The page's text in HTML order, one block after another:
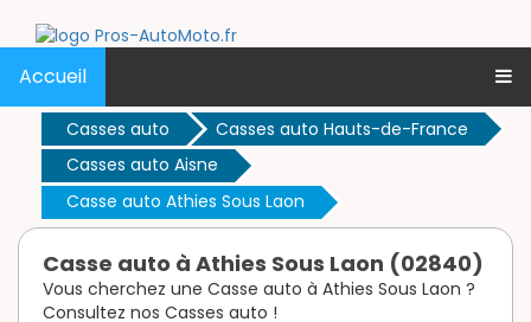
Accueil
Casses auto
Casses auto Hauts-de-France
Casses auto Aisne
Casse auto Athies Sous Laon
Casse auto à Athies Sous Laon (02840)
Vous cherchez une Casse auto à Athies Sous Laon ?
Consultez nos Casses auto !